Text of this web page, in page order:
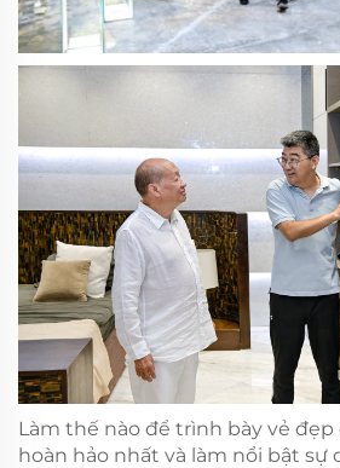
Làm thế nào để trình bày vẻ đẹp
hoàn hảo nhất và làm nổi bật sự